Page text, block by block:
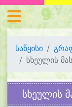
საწყისი
სხეულის
სხეულის